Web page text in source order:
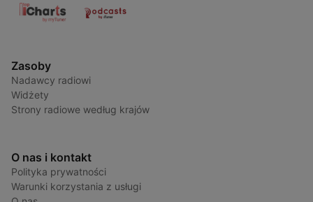
Zasoby
Nadawcy radiowi
Widżety
Strony radiowe według krajów
O nas i kontakt
Polityka prywatności
Warunki korzystania z usługi